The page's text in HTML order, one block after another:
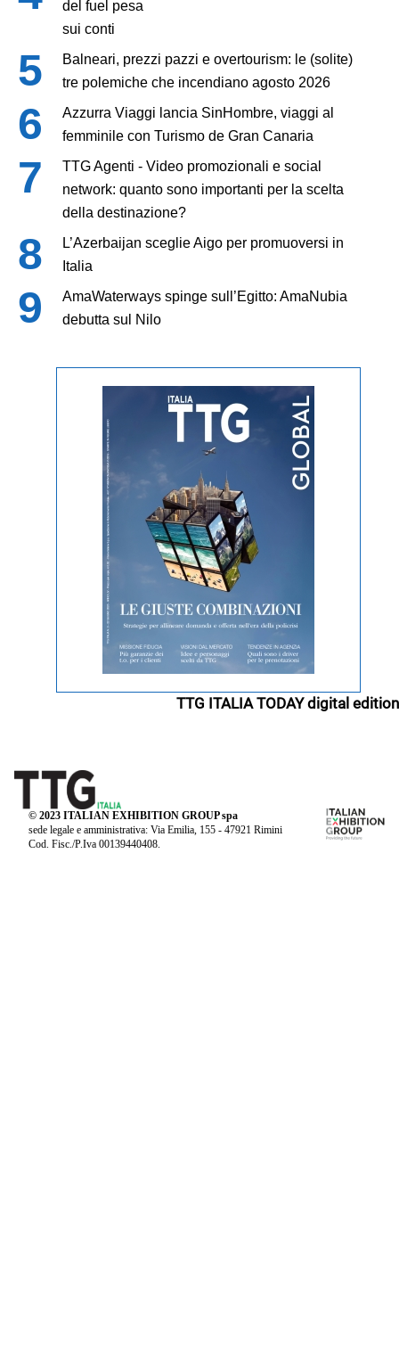
del fuel pesa
sui conti
Balneari, prezzi pazzi e overtourism: le (solite)
tre polemiche che incendiano agosto 2026
Azzurra Viaggi lancia SinHombre, viaggi al
femminile con Turismo de Gran Canaria
TTG Agenti - Video promozionali e social
network: quanto sono importanti per la scelta
della destinazione?
L’Azerbaijan sceglie Aigo per promuoversi in
Italia
AmaWaterways spinge sull’Egitto: AmaNubia
debutta sul Nilo
TTG ITALIA TODAY digital edition
© 2023 ITALIAN EXHIBITION GROUP spa
sede legale e amministrativa: Via Emilia, 155 - 47921 Rimini
Cod. Fisc./P.Iva 00139440408.